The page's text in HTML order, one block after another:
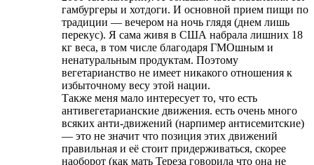
гамбургеры и хотдоги. И основной прием пищи по
традиции — вечером на ночь глядя (днем лишь
перекус). Я сама живя в США набрала лишних 18
кг веса, в том числе благодаря ГМОшным и
ненатуральным продуктам. Поэтому
вегетарианство не имеет никакого отношения к
избыточному весу этой нации.
Также меня мало интересует то, что есть
антивегетарианские движения. есть очень много
всяких анти-движений (нарпимер антисемитские)
— это не значит что позиция этих движений
правильная и её стоит придерживаться, скорее
наоборот (как мать Тереза говорила что она не